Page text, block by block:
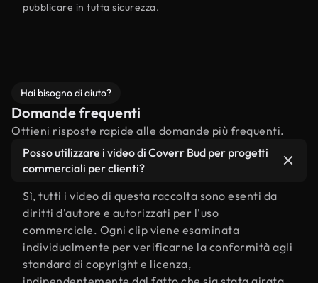
pubblicare in tutta sicurezza.
Hai bisogno di aiuto?
Domande frequenti
Ottieni risposte rapide alle domande più frequenti.
Posso utilizzare i video di Coverr Bud per progetti
commerciali per clienti?
Sì, tutti i video di questa raccolta sono esenti da
diritti d'autore e autorizzati per l'uso
commerciale. Ogni clip viene esaminata
individualmente per verificarne la conformità agli
standard di copyright e licenza,